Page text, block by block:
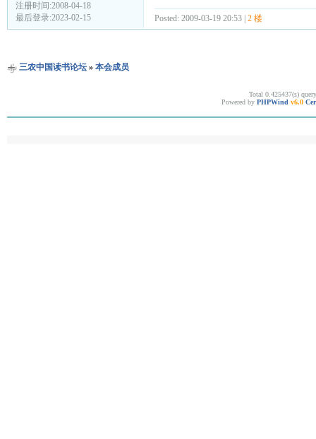
注册时间:2008-04-18
最后登录:2023-02-15
Posted: 2009-03-19 20:53 | 2 楼
三农中国读书论坛» 本会成员
Total 0.425437(s)
Powered by PHPWind v6.0